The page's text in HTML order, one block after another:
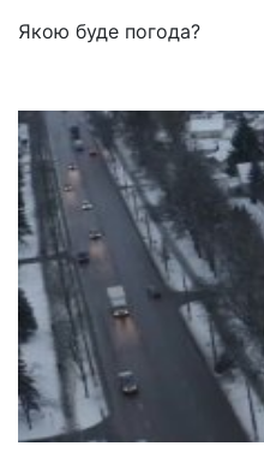
Якою буде погода?